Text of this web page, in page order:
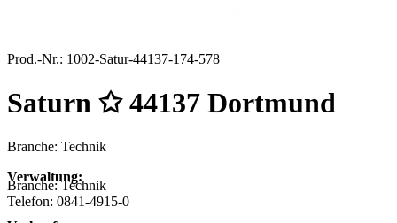
Prod.-Nr.: 1002-Satur-44137-174-578
Saturn ✩ 44137 Dortmund
Branche: Technik
Verwaltung:
Branche:Technik
Telefon: 0841-4915-0